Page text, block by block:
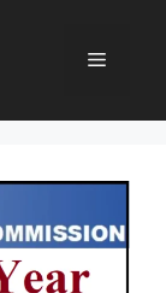
Menu